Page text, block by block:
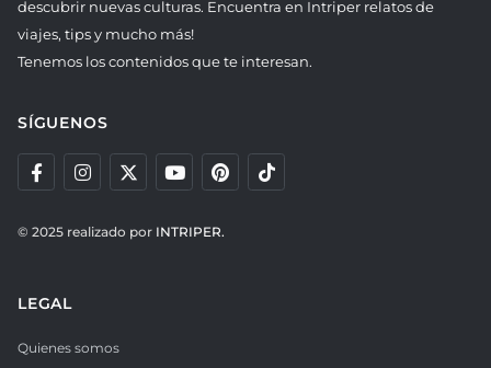
descubrir nuevas culturas. Encuentra en Intriper relatos de
viajes, tips y mucho más!
Tenemos los contenidos que te interesan.
SÍGUENOS
© 2025 realizado por INTRIPER.
LEGAL
Quienes somos